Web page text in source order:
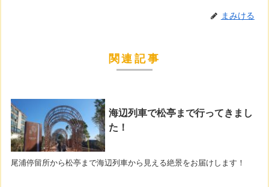
まみける
関連記事
海辺列車で松亭まで行ってきまし
た！
尾浦停留所から松亭まで海辺列車から見える絶景をお届けします！